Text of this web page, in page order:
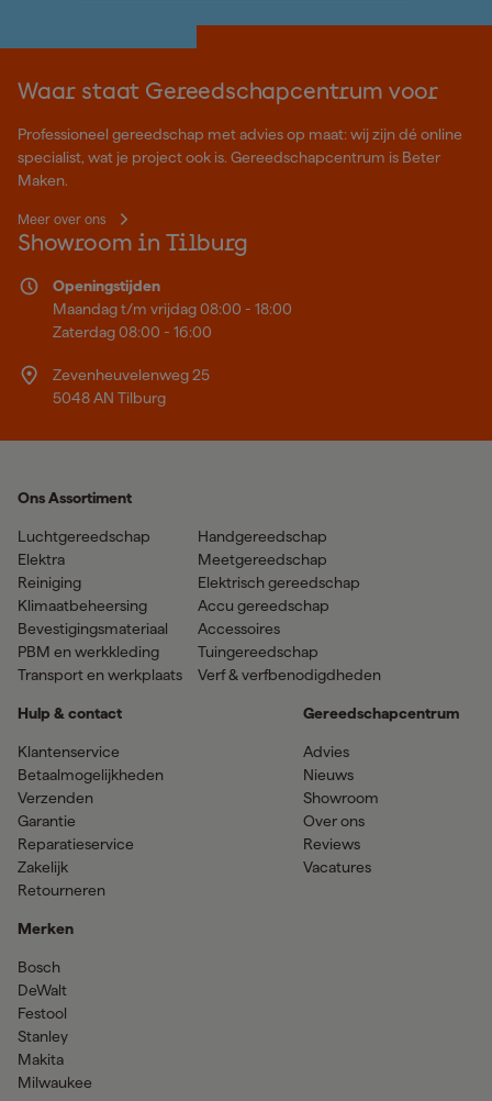
Waar staat Gereedschapcentrum voor
Professioneel gereedschap met advies op maat: wij zijn dé online
specialist, wat je project ook is. Gereedschapcentrum is Beter
Maken.
Meer over ons
Showroom in Tilburg
Openingstijden
Maandag t/m vrijdag 08:00 - 18:00
Zaterdag 08:00 - 16:00
Zevenheuvelenweg 25
5048 AN Tilburg
Ons Assortiment
Luchtgereedschap
Elektra
Reiniging
Klimaatbeheersing
Bevestigingsmateriaal
PBM en werkkleding
Transport en werkplaats
Handgereedschap
Meetgereedschap
Elektrisch gereedschap
Accu gereedschap
Accessoires
Tuingereedschap
Verf & verfbenodigdheden
Hulp & contact
Klantenservice
Betaalmogelijkheden
Verzenden
Garantie
Reparatieservice
Zakelijk
Retourneren
Merken
Bosch
DeWalt
Festool
Stanley
Makita
Milwaukee
Gereedschapcentrum
Advies
Nieuws
Showroom
Over ons
Reviews
Vacatures